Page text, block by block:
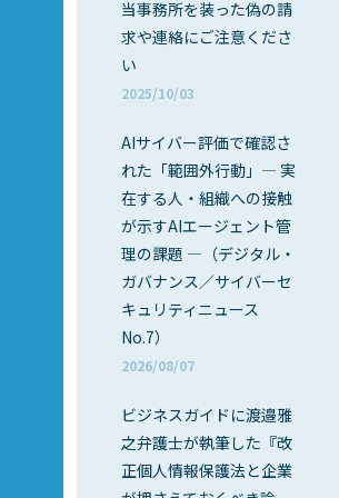
当事務所を装った偽の請
求や連絡にご注意くださ
い
2025/10/03
AIサイバー評価で確認さ
れた「範囲外行動」― 実
在する人・組織への接触
が示すAIエージェント管
理の課題 ―（デジタル・
ガバナンス／サイバーセ
キュリティニュース
No.7）
2026/08/07
ビジネスガイドに渡邉雅
之弁護士が執筆した『改
正個人情報保護法と企業